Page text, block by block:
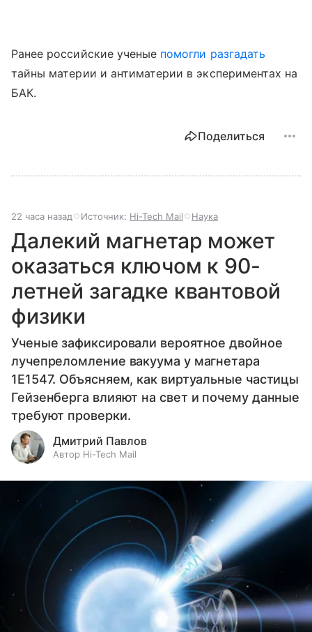
Ранее российские ученые помогли разгадать
тайны материи и антиматерии в экспериментах на
БАК.
Поделиться
22 часа назад Источник: Hi-Tech Mail Наука
Далекий магнетар может
оказаться ключом к 90-
летней загадке квантовой
физики
Ученые зафиксировали вероятное двойное
лучепреломление вакуума у магнетара
1E1547. Объясняем, как виртуальные частицы
Гейзенберга влияют на свет и почему данные
требуют проверки.
Дмитрий Павлов
Автор Hi-Tech Mail